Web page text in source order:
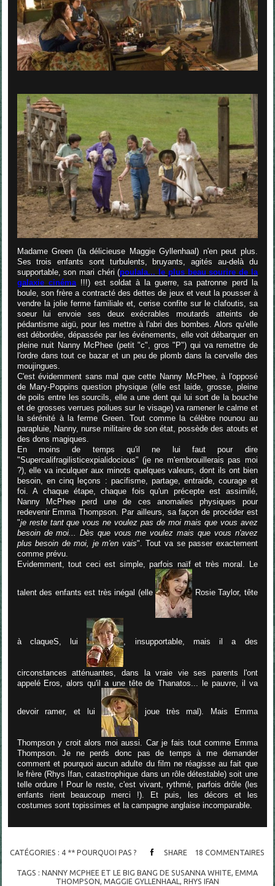
Madame Green (la délicieuse Maggie Gyllenhaal) n'en peut plus.
Ses trois enfants sont turbulents, bruyants, agités au-delà du
supportable, son mari chéri (poulala... le plus beau sourire de la
galaxie cinéma!!!) est soldat à la guerre, sa patronne perd la
boule, son frère a contracté des dettes de jeux et veut la pousser à
vendre la jolie ferme familiale et, cerise confite sur le clafoutis, sa
soeur lui envoie ses deux exécrables moutards atteints de
pédantisme aigü, pour les mettre à l'abri des bombes . Alors qu'elle
est débordée, dépassée par les événements, elle voit débarquer en
pleine nuit Nanny McPhee (petit "c", gros "P") qui va remettre de
l'ordre dans tout ce bazar et un peu de plomb dans la cervelle des
moujingues.
C'est évidemment sans mal que cette Nanny McPhee, à l'opposé
de Mary-Poppins question physique (elle est laide, grosse, pleine
de poils entre les sourcils, elle a une dent qui lui sort de la bouche
et de grosses verrues poilues sur le visage) va ramener le calme et
la sérénité à la ferme Green. Tout comme la célèbre nounou au
parapluie, Nanny, nurse militaire de son état, possède des atouts et
des dons magiques.
En moins de temps qu'il ne lui faut pour dire
"Supercalifragilisticexpialidocious" (je ne m'embrouillerais pas moi
?), elle va inculquer aux minots quelques valeurs, dont ils ont bien
besoin, en cinq leçons : pacifisme, partage, entraide, courage et
foi. A chaque étape, chaque fois qu'un précepte est assimilé,
Nanny McPhee perd une de ces anomalies physiques pour
redevenir Emma Thompson. Par ailleurs, sa façon de procéder est
"je reste tant que vous ne voulez pas de moi mais que vous avez
besoin de moi... Dès que vous me voulez mais que vous n'avez
plus besoin de moi, je m'en vais". Tout va se passer exactement
comme prévu.
Evidemment, tout ceci est simple, parfois naïf et très moral. Le
talent des enfants est très inégal (elle Rosie Taylor, tête
à claqueS, lui , insupportable, mais il a des
circonstances atténuantes, dans la vraie vie ses parents l'ont
appelé Eros, alors qu'il a une tête de Thanatos... le pauvre, il va
devoir ramer, et lui joue très mal). Mais Emma
Thompson y croit alors moi aussi. Car je fais tout comme Emma
Thompson. Je ne perds donc pas de temps à me demander
comment et pourquoi aucun adulte du film ne réagisse au fait que
le frère (Rhys Ifan, catastrophique dans un rôle détestable) soit une
telle ordure ! Pour le reste, c'est vivant, rythmé, parfois drôle (les
enfants rient beaucoup merci !). Et puis, les décors et les
costumes sont topissimes et la campagne anglaise incomparable.
CATÉGORIES : 4 ** POURQUOI PAS ? SHARE 18 COMMENTAIRES
TAGS :NANNY MCPHEE ET LE BIG BANG DE SUSANNA WHITE,EMMA
THOMPSON, MAGGIE GYLLENHAAL , RHYS IFAN